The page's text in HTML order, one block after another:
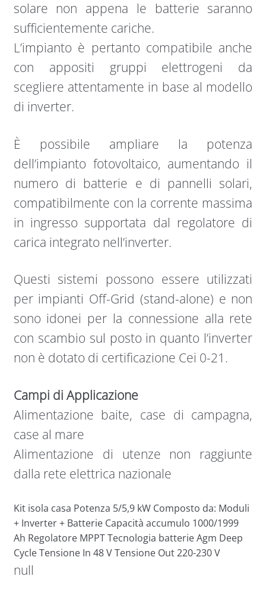
solare non appena le batterie saranno
sufficientemente cariche.
L’impianto è pertanto compatibile anche
con appositi gruppi elettrogeni da
scegliere attentamente in base al modello
di inverter.
È possibile ampliare la potenza
dell’impianto fotovoltaico, aumentando il
numero di batterie e di pannelli solari,
compatibilmente con la corrente massima
in ingresso supportata dal regolatore di
carica integrato nell’inverter.
Questi sistemi possono essere utilizzati
per impianti Off-Grid (stand-alone) e non
sono idonei per la connessione alla rete
con scambio sul posto in quanto l’inverter
non è dotato di certificazione Cei 0-21.
Campi di Applicazione
Alimentazione baite, case di campagna,
case al mare
Alimentazione di utenze non raggiunte
dalla rete elettrica nazionale
Kit isola casa Potenza 5/5,9 kW Composto da: Moduli
+ Inverter + Batterie Capacità accumulo 1000/1999
Ah Regolatore MPPT Tecnologia batterie Agm Deep
Cycle Tensione In 48 V Tensione Out 220-230 V
null